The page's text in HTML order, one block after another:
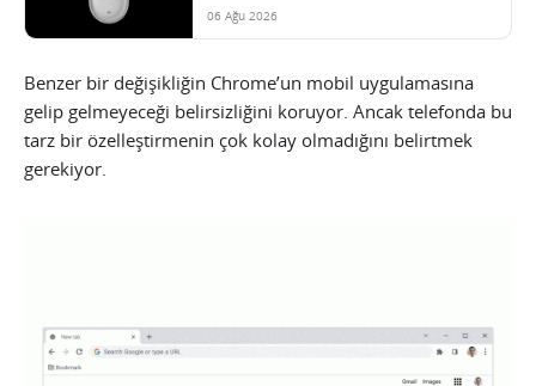
06 Ağu 2026
Benzer bir değişikliğin Chrome’un mobil uygulamasına
gelip gelmeyeceği belirsizliğini koruyor. Ancak telefonda bu
tarz bir özelleştirmenin çok kolay olmadığını belirtmek
gerekiyor.